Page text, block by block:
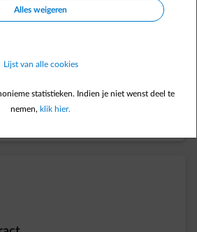
Meer weten
Alles weigeren
Lijst van alle cookies
statistieken. Indien je niet wenst deel te
nemen, klik hier.